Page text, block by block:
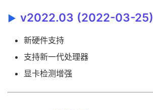
v2022.03 (2022-03-25)
新硬件支持
支持新一代处理器
显卡检测增强